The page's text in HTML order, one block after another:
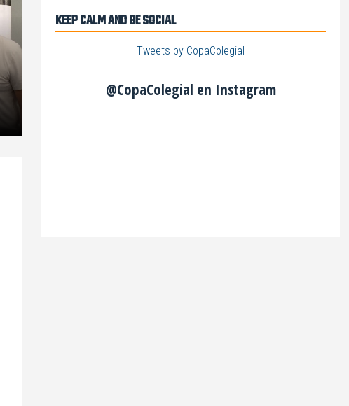
KEEP CALM AND BE SOCIAL
Tweets by CopaColegial
@CopaColegial en Instagram